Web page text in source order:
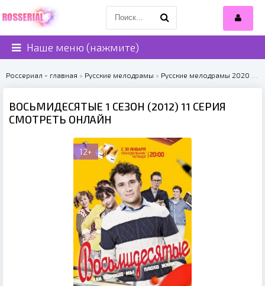
Наше меню (нажмите)
Россериал - главная » Русские мелодрамы » Русские мелодрамы 2020
ВОСЬМИДЕСЯТЫЕ 1 СЕЗОН (2012) 11 СЕРИЯ
СМОТРЕТЬ ОНЛАЙН
12+